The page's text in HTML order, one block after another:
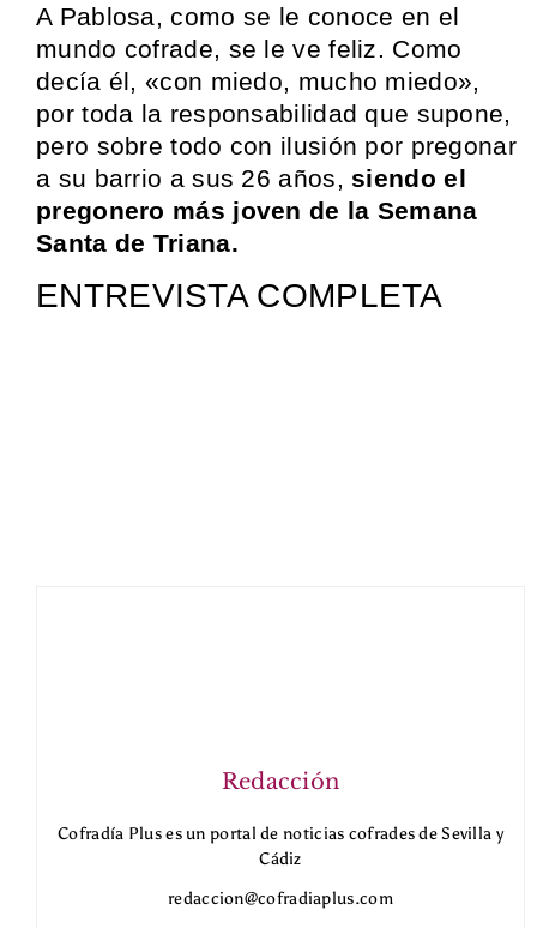
A Pablosa, como se le conoce en el
mundo cofrade, se le ve feliz. Como
decía él, «con miedo, mucho miedo»,
por toda la responsabilidad que supone,
pero sobre todo con ilusión por pregonar
a su barrio a sus 26 años, siendo el
pregonero más joven de la Semana
Santa de Triana.
ENTREVISTA COMPLETA
Redacción
Cofradía Plus es un portal de noticias cofrades de Sevilla y
Cádiz
redaccion@cofradiaplus.com